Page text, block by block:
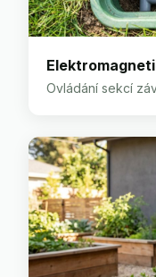
Ovládání sekcí